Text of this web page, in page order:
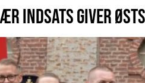
INDSATS GIVER